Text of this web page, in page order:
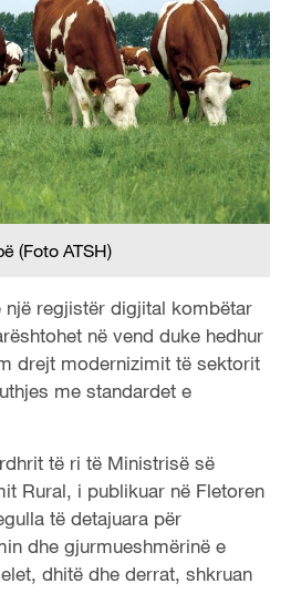
(Foto ATSH)
regjistër digjital kombëtar
në vend duke hedhur
drejt modernizimit të sektorit
me standardet e
të ri të Ministrisë së
Rural, i publikuar në Fletoren
të detajuara për
dhe gjurmueshmërinë e
dhitë dhe derrat, shkruan